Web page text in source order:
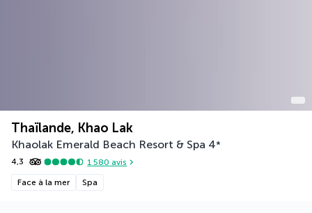
Thaïlande, Khao Lak
Khaolak Emerald Beach Resort & Spa 4*
4,3 1 580 avis
Face à la mer Spa